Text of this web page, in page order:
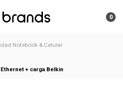
0
Notebook & Celular
Ethernet + carga Belkin